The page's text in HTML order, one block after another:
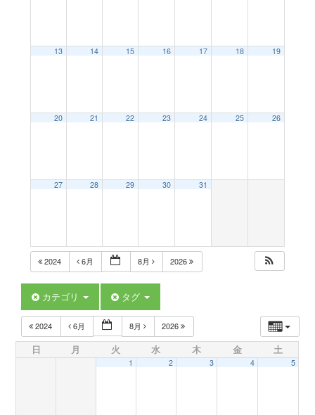
t
i
13 14 15 16 17 18 19
20 21 22 23 24 25 26
27 28 29 30 31
2024 6月 8月 2026
カテゴリ タグ
2024 6月 8月 2026
日 月 火 水 木 金 土
1 2 3 4 5